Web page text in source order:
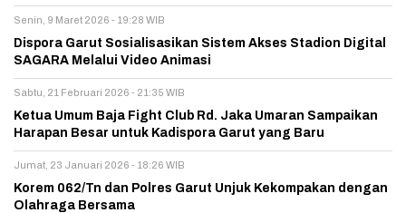
Senin, 9 Maret 2026 - 19:28 WIB
Dispora Garut Sosialisasikan Sistem Akses Stadion Digital
SAGARA Melalui Video Animasi
Sabtu, 21 Februari 2026 - 21:35 WIB
Ketua Umum Baja Fight Club Rd. Jaka Umaran Sampaikan
Harapan Besar untuk Kadispora Garut yang Baru
Jumat, 23 Januari 2026 - 18:26 WIB
Korem 062/Tn dan Polres Garut Unjuk Kekompakan dengan
Olahraga Bersama